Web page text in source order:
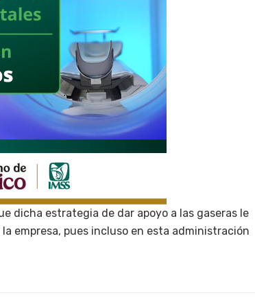
dicha estrategia de dar apoyo a las gaseras le
empresa, pues incluso en esta administración